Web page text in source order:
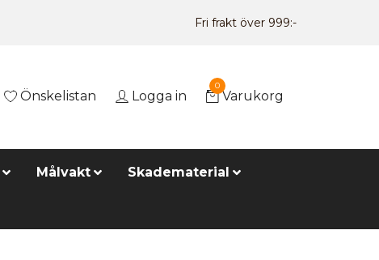
Fri frakt över 999:-
Önskelistan Logga in
0
Varukorg
Målvakt Skadematerial